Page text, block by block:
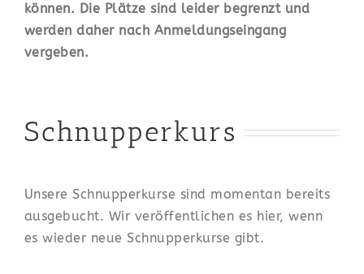
können. Die Plätze sind leider begrenzt und
werden daher nach Anmeldungseingang
vergeben.
Schnupperkurs
Unsere Schnupperkurse sind momentan bereits
ausgebucht. Wir veröffentlichen es hier, wenn
es wieder neue Schnupperkurse gibt.